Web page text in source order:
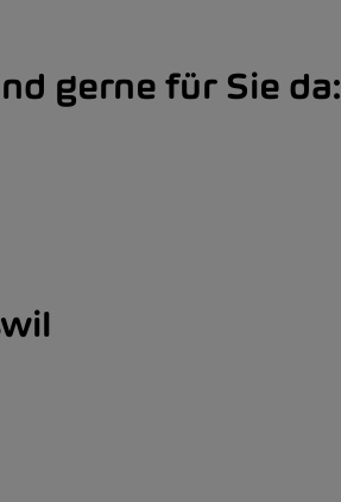
gerne für Sie da: